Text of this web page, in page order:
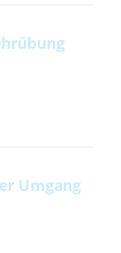
Umgang